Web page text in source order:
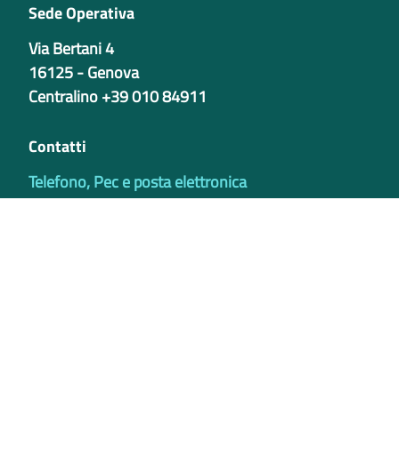
Sede Operativa
Via Bertani 4
16125 - Genova
Centralino +39 010 84911
Contatti
Telefono, Pec e posta elettronica